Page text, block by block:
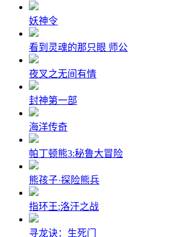
妖神令
看到灵魂的那只眼 师公
夜叉之无间有情
封神第一部
海洋传奇
帕丁顿熊3:秘鲁大冒险
熊孩子·探险熊兵
指环王:洛汗之战
寻龙诀：生死门